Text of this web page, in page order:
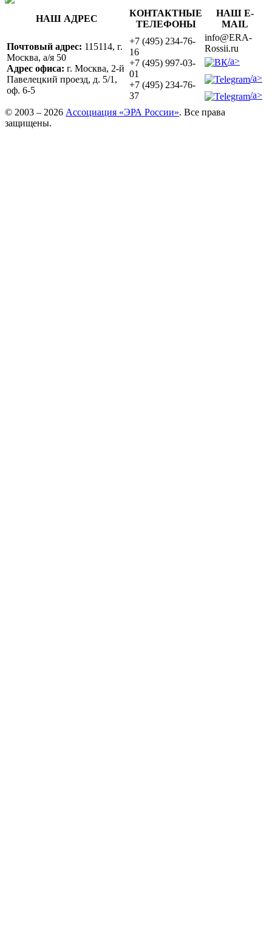
НАШ АДРЕС
КОНТАКТНЫЕ
ТЕЛЕФОНЫ
НАШ E-
MAIL
Почтовый адрес: 115114, г.
Москва, а/я 50
Адрес офиса: г. Москва, 2-й
Павелецкий проезд, д. 5/1,
оф. 6-5
+7 (495) 234-76-
16
+7 (495) 997-03-
01
+7 (495) 234-76-
37
info@ERA-
Rossii.ru
/a>
/a>
/a>
© 2003 – 2026 Ассоциация «ЭРА России». Все права
защищены.